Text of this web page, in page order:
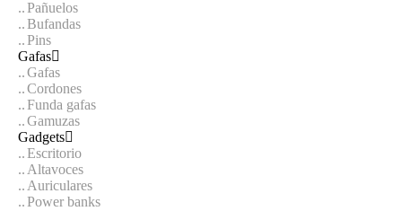
Pañuelos
Bufandas
Pins
Gafas
Gafas
Cordones
Funda gafas
Gamuzas
Gadgets
Escritorio
Altavoces
Auriculares
Power banks